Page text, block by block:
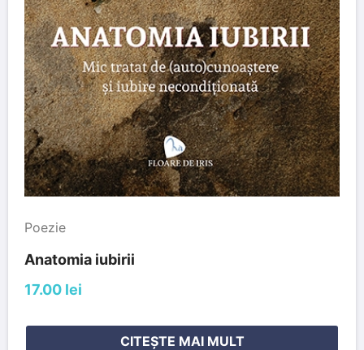
Poezie
Anatomia iubirii
17.00 lei
CITEȘTE MAI MULT